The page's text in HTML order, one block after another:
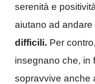
serenità e
aiutano ad andare
difficili. Per
insegnano che, in
sopravvive anche